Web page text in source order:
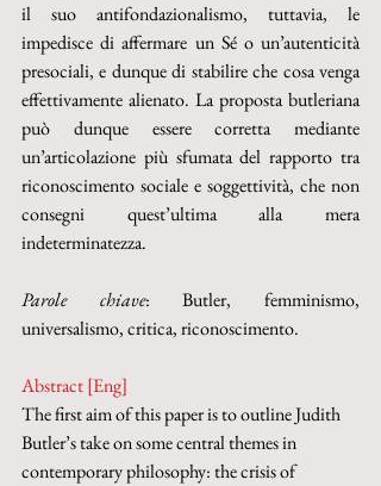
il suo antifondazionalismo, tuttavia, le
impedisce di affermare un Sé o un’autenticità
presociali, e dunque di stabilire che cosa venga
effettivamente alienato. La proposta butleriana
può dunque essere corretta mediante
un’articolazione più sfumata del rapporto tra
riconoscimento sociale e soggettività, che non
consegni quest’ultima alla mera
indeterminatezza.
Parole chiave: Butler, femminismo,
universalismo, critica, riconoscimento.
Abstract [Eng]
The first aim of this paper is to outline Judith
Butler’s take on some central themes in
contemporary philosophy: the crisis of